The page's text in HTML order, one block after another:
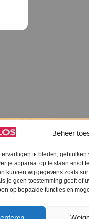
Beheer
ervaringen te bieden,
je apparaat op te slaan en/of
kunnen wij gegevens zoals
je geen toestemming geeft of
op bepaalde functies en
SLOS ANBI Contact